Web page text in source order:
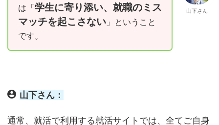
は「学生に寄り添い、就職のミス
マッチを起こさない 」ということ
です。
山下さん
山下さん：
通常、就活で利用する就活サイトでは、全てご自身